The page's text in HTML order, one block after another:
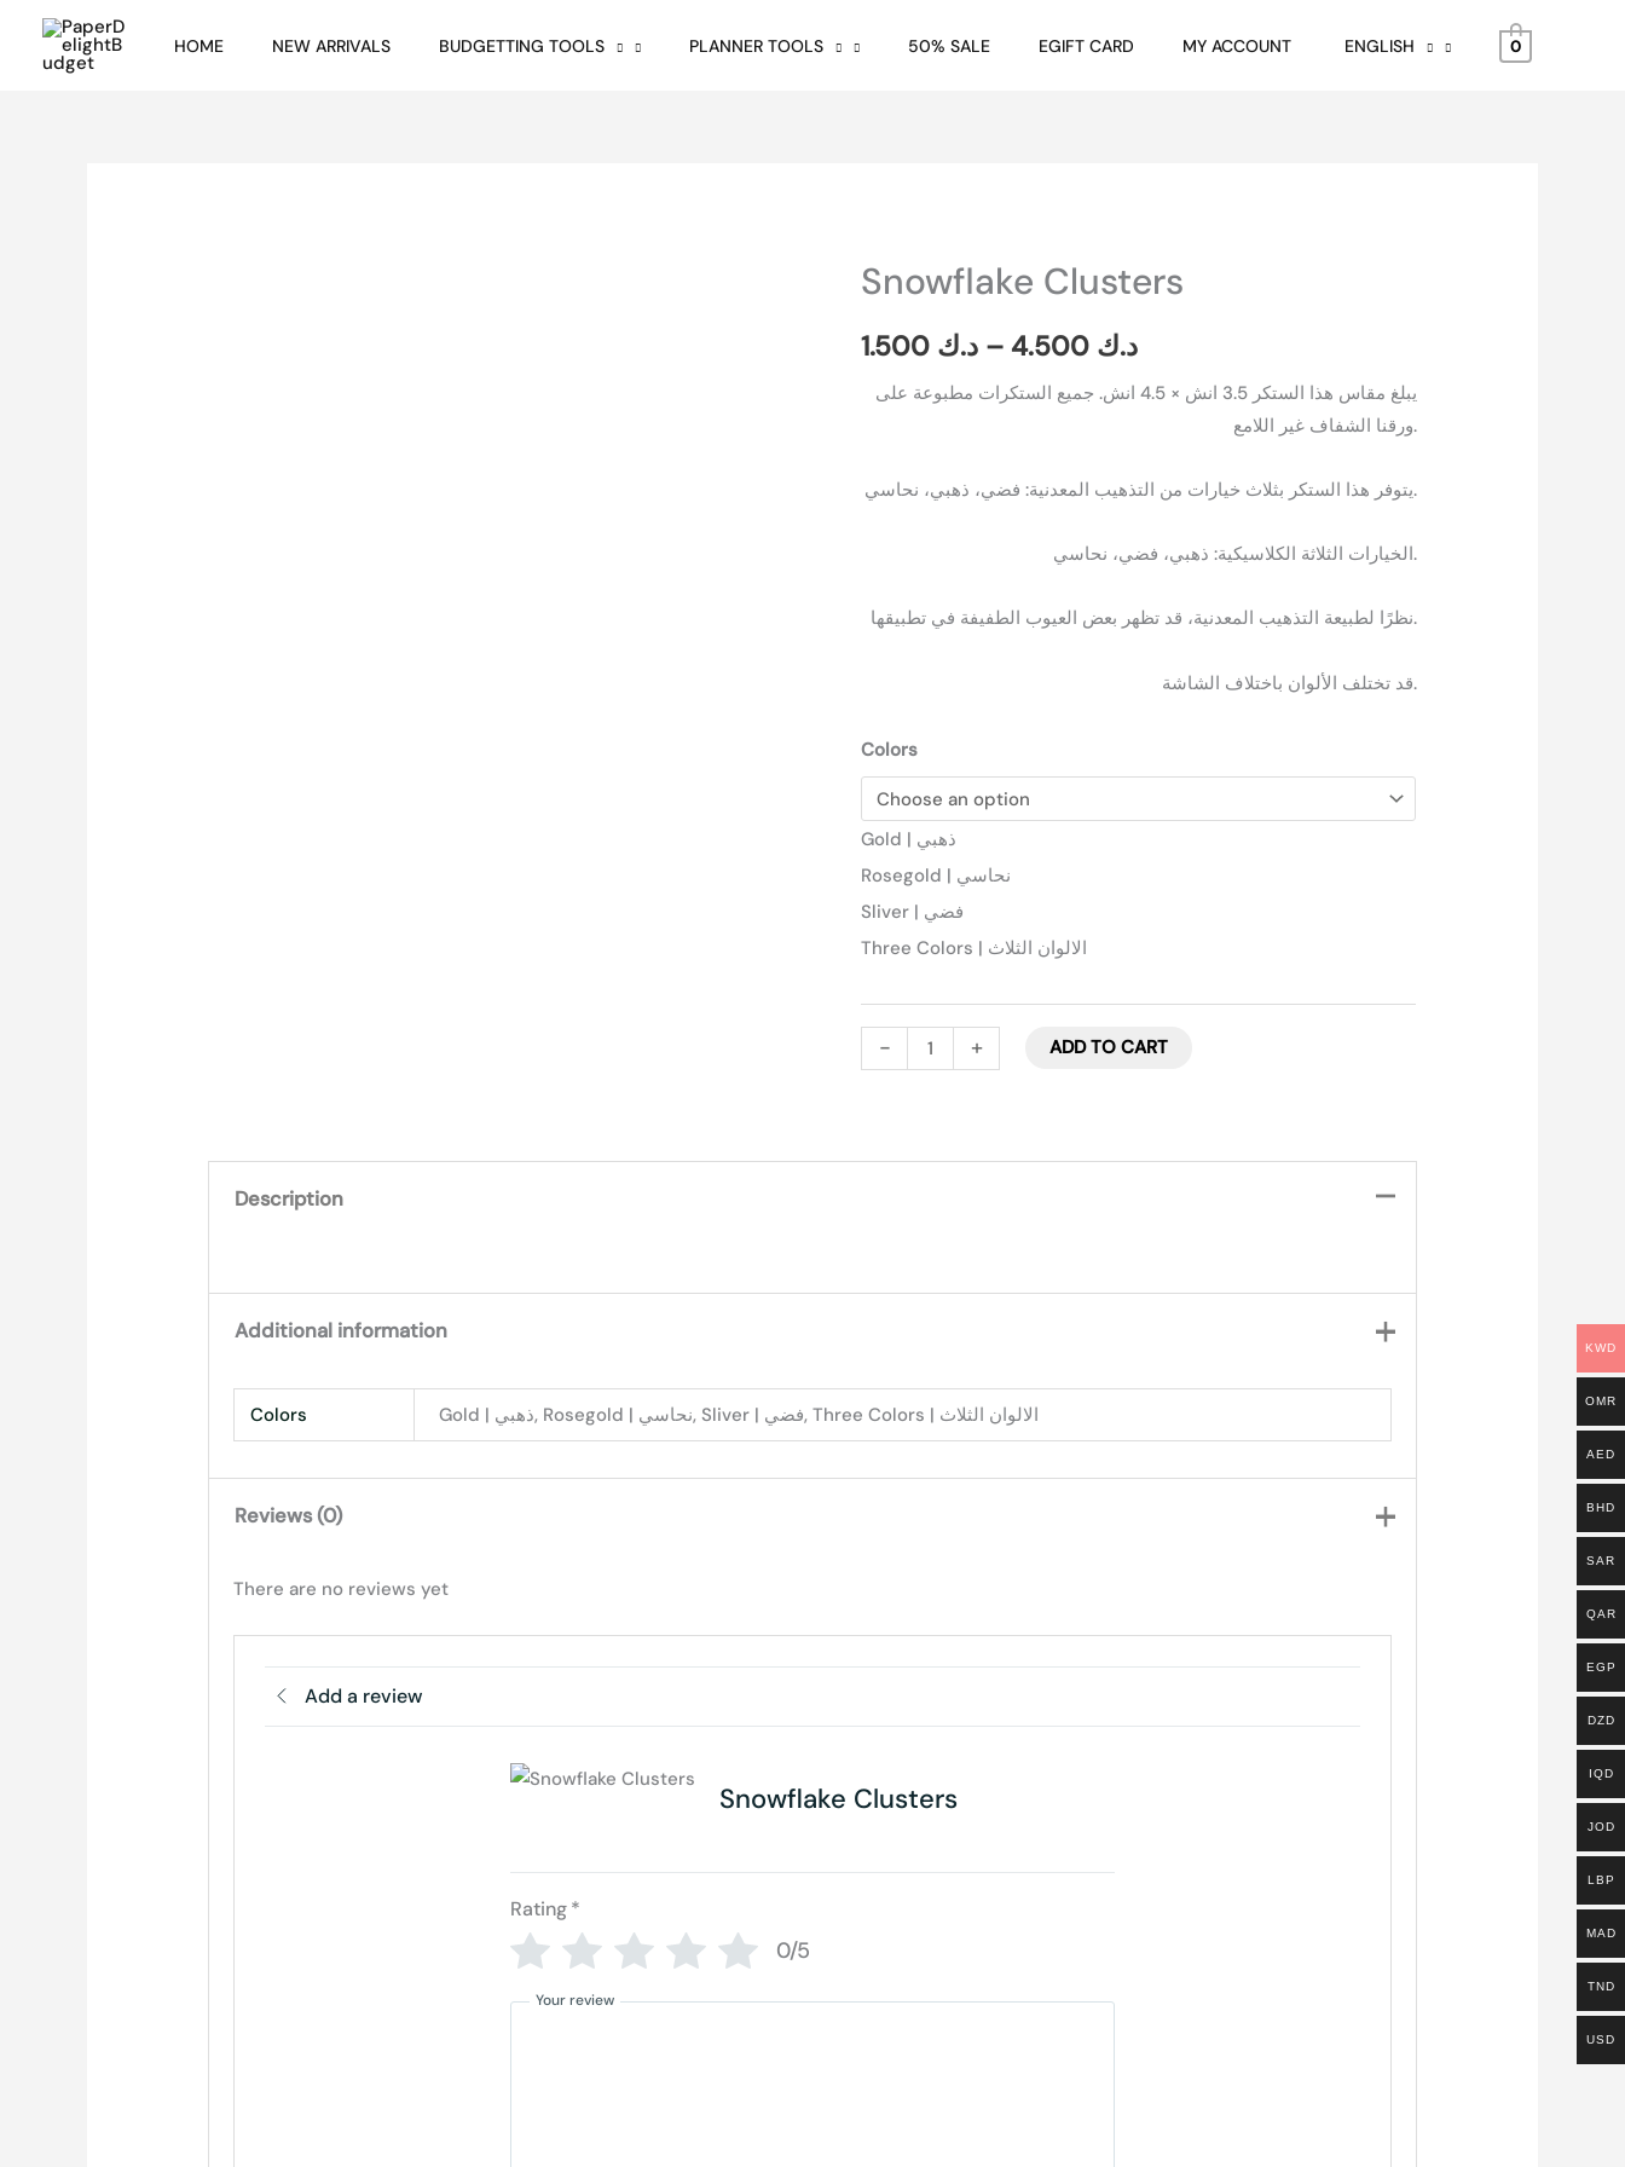
content
HOME NEW ARRIVALS BUDGETTING TOOLS PLANNER TOOLS 50% SALE EGIFT CARD MY ACCOUNT ENGLISH 0
Snowflake Clusters
د.ك – د.ك
Price
د.ك 1.500
through
د.ك 4.500
يبلغ مقاس هذا الستكر 3.5 انش × 4.5 انش. جميع الستكرات مطبوعة على
ورقنا الشفاف غير اللامع.
يتوفر هذا الستكر بثلاث خيارات من التذهيب المعدنية: فضي، ذهبي، نحاسي.
الخيارات الثلاثة الكلاسيكية: ذهبي، فضي، نحاسي.
نظرًا لطبيعة التذهيب المعدنية، قد تظهر بعض العيوب الطفيفة في تطبيقها.
قد تختلف الألوان باختلاف الشاشة.
Colors
Gold | ذهبي
Rosegold | نحاسي
Sliver | فضي
Three Colors | الالوان الثلاث
-
Snowflake
quantity
+ ADD TO CART
Description
Additional information
Colors Gold | ذهبي, Rosegold | نحاسي, Sliver | فضي, Three Colors | الالوان الثلاث
Reviews (0)
There are no reviews yet
Add a review
Snowflake Clusters
Rating*
0/5
Your review
KWD
OMR
AED
BHD
SAR
QAR
EGP
DZD
IQD
JOD
LBP
MAD
TND
USD
through